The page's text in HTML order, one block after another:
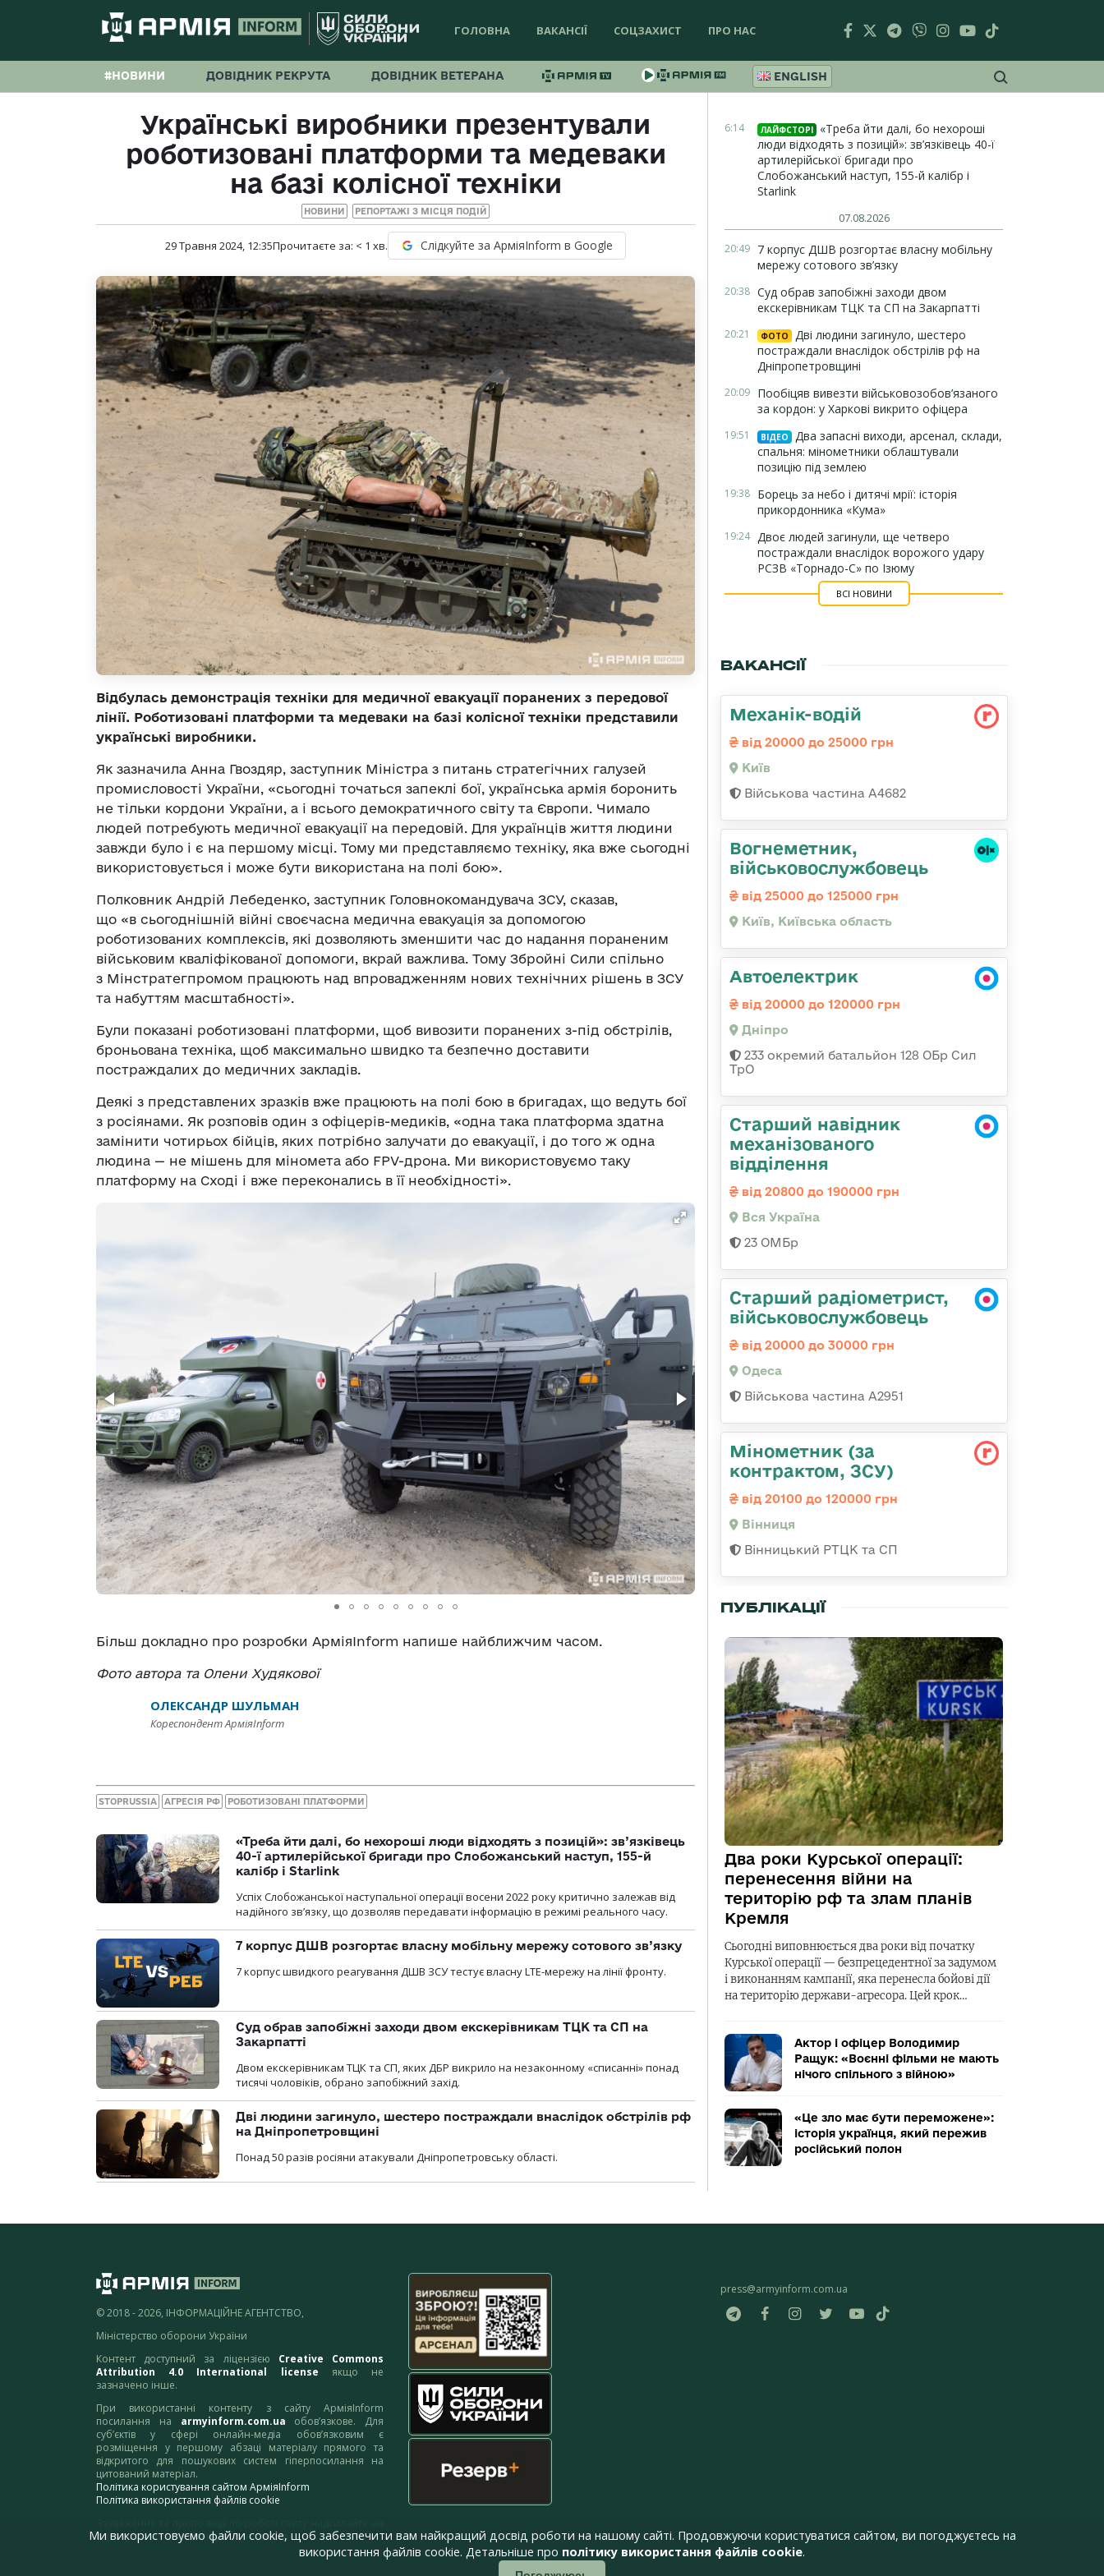
ГОЛОВНА ВАКАНСІЇ СОЦЗАХИСТ ПРО НАС
#НОВИНИ ДОВІДНИК РЕКРУТА ДОВІДНИК ВЕТЕРАНА ENGLISH
Українські виробники презентували
роботизовані платформи та медеваки
на базі колісної техніки
НОВИНИ РЕПОРТАЖІ З МІСЦЯ ПОДІЙ
29 Травня 2024, 12:35Прочитаєте за: < 1 хв. Слідкуйте за АрміяInform в Google
Відбулась демонстрація техніки для медичної евакуації поранених з передової
лінії. Роботизовані платформи та медеваки на базі колісної техніки представили
українські виробники.
Як зазначила Анна Гвоздяр, заступник Міністра з питань стратегічних галузей
промисловості України, «сьогодні точаться запеклі бої, українська армія боронить
не тільки кордони України, а і всього демократичного світу та Європи. Чимало
людей потребують медичної евакуації на передовій. Для українців життя людини
завжди було і є на першому місці. Тому ми представляємо техніку, яка вже сьогодні
використовується і може бути використана на полі бою».
Полковник Андрій Лебеденко, заступник Головнокомандувача ЗСУ, сказав,
що «в сьогоднішній війні своєчасна медична евакуація за допомогою
роботизованих комплексів, які дозволяють зменшити час до надання пораненим
військовим кваліфікованої допомоги, вкрай важлива. Тому Збройні Сили спільно
з Мінстратегпромом працюють над впровадженням нових технічних рішень в ЗСУ
та набуттям масштабності».
Були показані роботизовані платформи, щоб вивозити поранених з-під обстрілів,
броньована техніка, щоб максимально швидко та безпечно доставити
постраждалих до медичних закладів.
Деякі з представлених зразків вже працюють на полі бою в бригадах, що ведуть бої
з росіянами. Як розповів один з офіцерів-медиків, «одна така платформа здатна
замінити чотирьох бійців, яких потрібно залучати до евакуації, і до того ж одна
людина — не мішень для міномета або FPV-дрона. Ми використовуємо таку
платформу на Сході і вже переконались в її необхідності».
Більш докладно про розробки АрміяInform напише найближчим часом.
Фото автора та Олени Худякової
ОЛЕКСАНДР ШУЛЬМАН
Кореспондент АрміяInform
STOPRUSSIA АГРЕСІЯ РФ РОБОТИЗОВАНІ ПЛАТФОРМИ
«Треба йти далі, бо нехороші люди відходять з позицій»: зв’язківець
40-ї артилерійської бригади про Слобожанський наступ, 155-й
калібр і Starlink
Успіх Слобожанської наступальної операції восени 2022 року критично залежав від
надійного зв’язку, що дозволяв передавати інформацію в режимі реального часу.
7 корпус ДШВ розгортає власну мобільну мережу сотового зв’язку
7 корпус швидкого реагування ДШВ ЗСУ тестує власну LTE-мережу на лінії фронту.
Суд обрав запобіжні заходи двом екскерівникам ТЦК та СП на
Закарпатті
Двом екскерівникам ТЦК та СП, яких ДБР викрило на незаконному «списанні» понад
тисячі чоловіків, обрано запобіжний захід.
Дві людини загинуло, шестеро постраждали внаслідок обстрілів рф
на Дніпропетровщині
Понад 50 разів росіяни атакували Дніпропетровську області.
6:14 ЛАЙФСТОРІ
«Треба йти далі, бо нехороші
люди відходять з позицій»: зв’язківець 40-ї
артилерійської бригади про
Слобожанський наступ, 155-й калібр і
Starlink
07.08.2026
20:49 7 корпус ДШВ розгортає власну мобільну
мережу сотового зв’язку
20:38 Суд обрав запобіжні заходи двом
екскерівникам ТЦК та СП на Закарпатті
20:21 ФОТО
Дві людини загинуло, шестеро
постраждали внаслідок обстрілів рф на
Дніпропетровщині
20:09 Пообіцяв вивезти військовозобов’язаного
за кордон: у Харкові викрито офіцера
19:51 ВІДЕО
Два запасні виходи, арсенал, склади,
спальня: мінометники облаштували
позицію під землею
19:38 Борець за небо і дитячі мрії: історія
прикордонника «Кума»
19:24 Двоє людей загинули, ще четверо
постраждали внаслідок ворожого удару
РСЗВ «Торнадо-С» по Ізюму
ВСІ НОВИНИ
ВАКАНСІЇ
Механік-водій
від 20000 до 25000 грн
Київ
Військова частина А4682
Вогнеметник,
військовослужбовець
від 25000 до 125000 грн
Київ, Київська область
Автоелектрик
від 20000 до 120000 грн
Дніпро
233 окремий батальйон 128 ОБр Сил
ТрО
Старший навідник
механізованого
відділення
від 20800 до 190000 грн
Вся Україна
23 ОМБр
Старший радіометрист,
військовослужбовець
від 20000 до 30000 грн
Одеса
Військова частина А2951
Мінометник (за
контрактом, ЗСУ)
від 20100 до 120000 грн
Вінниця
Вінницький РТЦК та СП
ПУБЛІКАЦІЇ
Два роки Курської операції:
перенесення війни на
територію рф та злам планів
Кремля
Сьогодні виповнюється два роки від початку
Курської операції — безпрецедентної за задумом
і виконанням кампанії, яка перенесла бойові дії
на територію держави-агресора. Цей крок…
Актор і офіцер Володимир
Ращук: «Воєнні фільми не мають
нічого спільного з війною»
«Це зло має бути переможене»:
історія українця, який пережив
російський полон
© 2018 - 2026, ІНФОРМАЦІЙНЕ АГЕНТСТВО,
Міністерство оборони України
Контент доступний за ліцензією Creative Commons
Attribution 4.0 International license якщо не
зазначено інше.
При використанні контенту з сайту АрміяInform
посилання на armyinform.com.ua обов’язкове. Для
суб’єктів у сфері онлайн-медіа обов’язковим є
розміщення у першому абзаці матеріалу прямого та
відкритого для пошукових систем гіперпосилання на
цитований матеріал.
Політика користування сайтом АрміяInform
Політика використання файлів cookie
адресу:webmaster@armyinform.com.ua
press@armyinform.com.ua
Ми використовуємо файли cookie, щоб забезпечити вам найкращий досвід роботи на нашому сайті. Продовжуючи користуватися сайтом, ви погоджуєтесь на
використання файлів cookie. Детальніше про політику використання файлів cookie.